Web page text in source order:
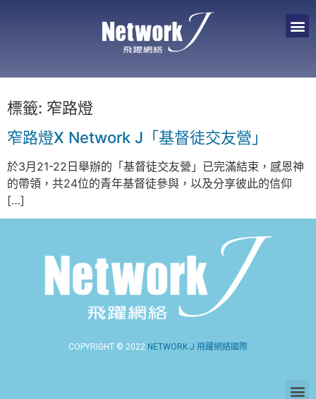
標籤: 窄路燈
窄路燈X Network J「基督徒交友營」
於3月21-22日舉辦的「基督徒交友營」已完滿結束，感恩神
的帶領，共24位的青年基督徒參與，以及分享彼此的信仰
[…]
COPYRIGHT © 2022 NETWORK J 飛躍網絡國際